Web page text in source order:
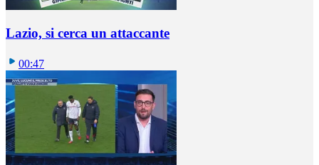
Lazio, si cerca un attaccante
00:47